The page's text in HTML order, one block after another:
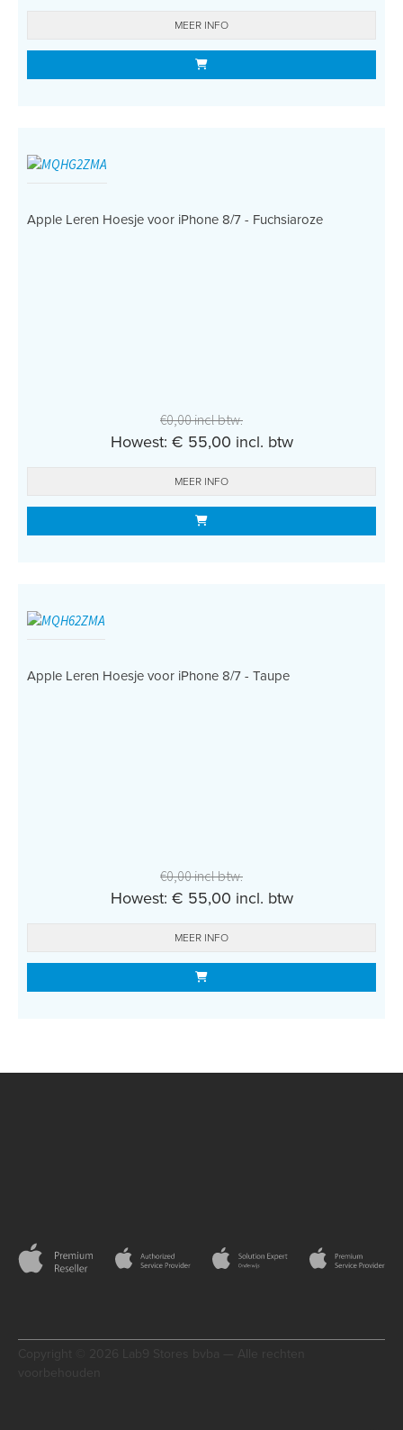
MEER INFO
Apple Leren Hoesje voor iPhone 8/7 - Fuchsiaroze
€0,00 incl btw.
Howest: € 55,00 incl. btw
MEER INFO
Apple Leren Hoesje voor iPhone 8/7 - Taupe
€0,00 incl btw.
Howest: € 55,00 incl. btw
MEER INFO
Copyright © 2026 Lab9 Stores bvba — Alle rechten